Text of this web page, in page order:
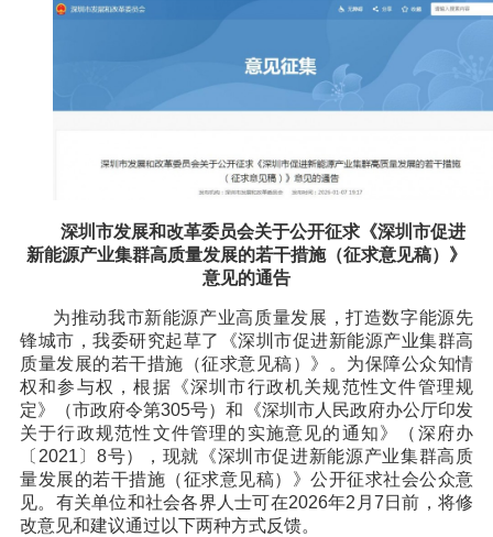
深圳市发展和改革委员会关于公开征求《深圳市促进
新能源产业集群高质量发展的若干措施（征求意见稿）》
意见的通告
为推动我市新能源产业高质量发展，打造数字能源先
锋城市，我委研究起草了《深圳市促进新能源产业集群高
质量发展的若干措施（征求意见稿）》。为保障公众知情
权和参与权，根据《深圳市行政机关规范性文件管理规
定》（市政府令第305号）和《深圳市人民政府办公厅印发
关于行政规范性文件管理的实施意见的通知》（深府办
〔2021〕8号），现就《深圳市促进新能源产业集群高质
量发展的若干措施（征求意见稿）》公开征求社会公众意
见。有关单位和社会各界人士可在2026年2月7日前，将修
改意见和建议通过以下两种方式反馈。